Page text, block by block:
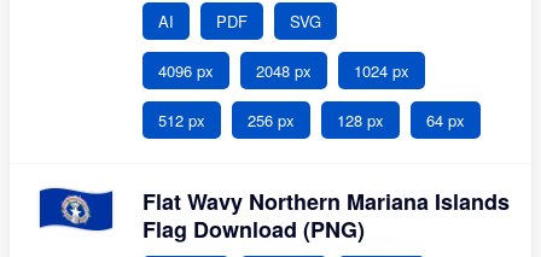
AI PDF SVG
4096 px 2048 px 1024 px
512 px 256 px 128 px 64 px
Flat Wavy Northern Mariana Islands
Flag Download (PNG)